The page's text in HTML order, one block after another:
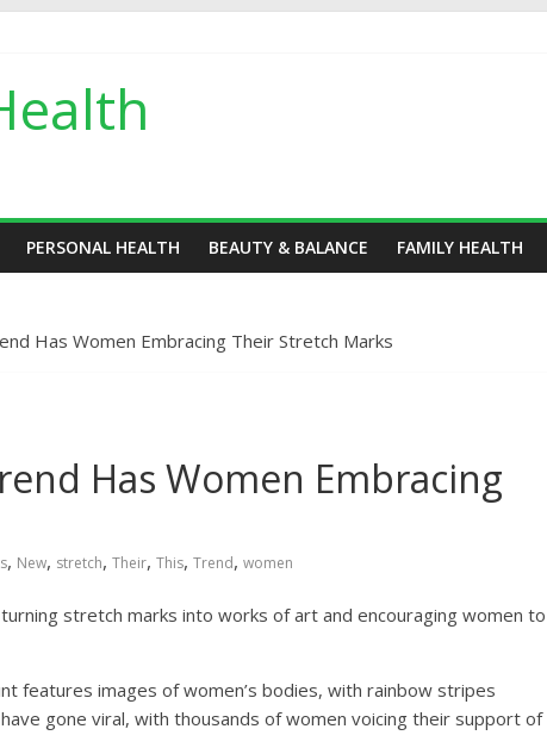
PERSONAL HEALTH BEAUTY & BALANCE FAMILY HEALTH
Has Women Embracing Their Stretch Marks
Has Women Embracing
, New, stretch, Their, This, Trend, women
stretch marks into works of art and encouraging women to
features images of women’s bodies, with rainbow stripes
gone viral, with thousands of women voicing their support of